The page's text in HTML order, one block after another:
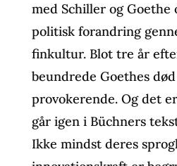
med Schiller og Goethe
politisk forandring
finkultur. Blot tre år
beundrede Goethes
provokerende. Og det
går igen i Büchners
Ikke mindst deres